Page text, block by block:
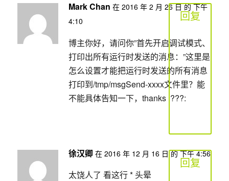
Mark Chan 在 2016 年 2 月 26 日 的 下午
4:10
博主你好，请问你”首先开启调试模式、
打印出所有运行时发送的消息：”这里是
怎么设置才能把运行时发送的所有消息
打印到/tmp/msgSend-xxxx文件里？能
不能具体告知一下，thanks :???:
回复
徐汉卿 在 2016 年 12 月 16 日 的 下午 4:56
太饶人了 看这行 * 头晕
回复